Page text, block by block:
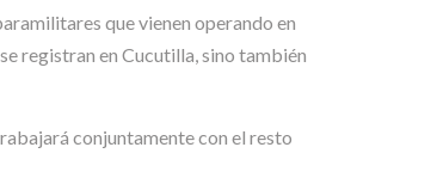
que vienen operando en
registran en Cucutilla, sino también
conjuntamente con el resto